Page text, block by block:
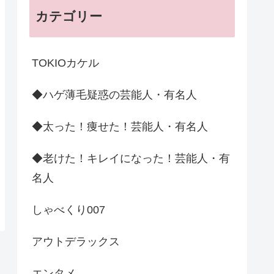
カテゴリー
TOKIOカケル
◆ハゲ薄毛疑惑の芸能人・有名人
◆太った！痩せた！芸能人・有名人
◆老けた！キレイになった！芸能人・有
名人
しゃべくり007
アウトデラックス